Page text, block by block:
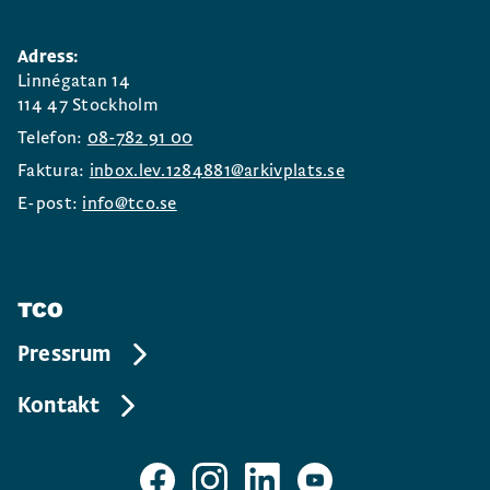
Adress:
Linnégatan 14
114 47 Stockholm
Telefon: 08-782 91 00
Faktura: inbox.lev.1284881@arkivplats.se
E-post: info@tco.se
TCO
Pressrum
Kontakt